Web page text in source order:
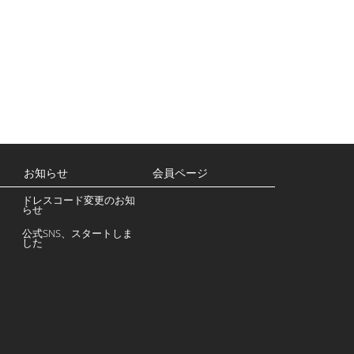
お知らせ
ドレスコード変更のお知
らせ
公式SNS、スタートしま
した
会員ページ